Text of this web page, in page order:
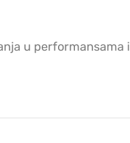
u performansama i